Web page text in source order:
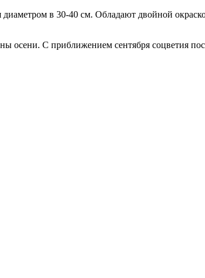
в 30-40 см. Обладают двойной
осени. С приближением сентября соцветия